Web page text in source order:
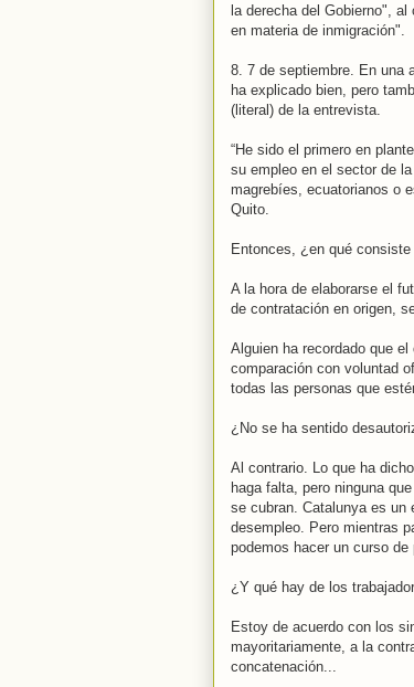
la derecha del Gobierno",
en materia de inmigración".
8. 7 de septiembre. En una
ha explicado bien, pero
(literal) de la entrevista.
“He sido el primero en
su empleo en el sector de
magrebíes, ecuatorianos o
Quito.
Entonces, ¿en qué
A la hora de elaborarse el
de contratación en origen,
Alguien ha recordado que
comparación con voluntad
todas las personas que
¿No se ha sentido
Al contrario. Lo que ha
haga falta, pero ninguna
se cubran. Catalunya es un
desempleo. Pero mientras
podemos hacer un curso de
¿Y qué hay de los
Estoy de acuerdo con los
mayoritariamente, a la
concatenación...